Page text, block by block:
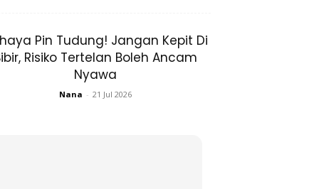
Pin Tudung! Jangan Kepit Di
Risiko Tertelan Boleh Ancam
Nyawa
Nana - 21 Jul 2026